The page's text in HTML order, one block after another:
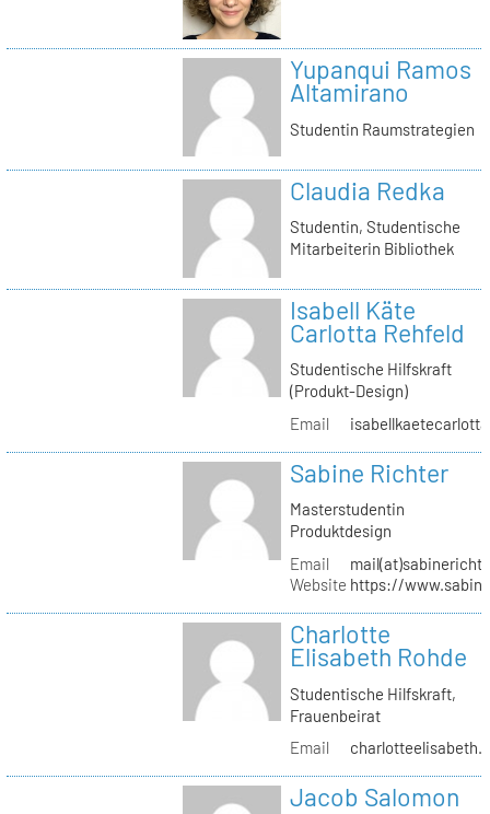
Yupanqui Ramos
Altamirano
Studentin Raumstrategien
Claudia Redka
Studentin, Studentische
Mitarbeiterin Bibliothek
Isabell Käte
Carlotta Rehfeld
Studentische Hilfskraft
(Produkt-Design)
Email
Sabine Richter
Masterstudentin
Produktdesign
Email
Website https://
Charlotte
Elisabeth Rohde
Studentische Hilfskraft,
Frauenbeirat
Email
Jacob Salomon